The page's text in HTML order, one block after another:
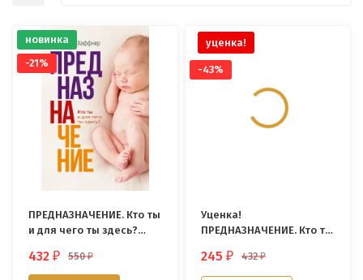
новинка
-21%
ПРЕДНАЗНАЧЕНИЕ. Кто ты
и для чего ты здесь?
432₽ 550₽
уценка!
-43%
Уценка!
ПРЕДНАЗНАЧЕНИЕ. Кто ты
Карл Хаффнер
245₽ 432₽